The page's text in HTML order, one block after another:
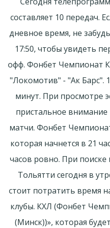
составляет 10 передач.
дневное время, не
17:50, чтобы увидеть
офф. Фонбет Чемпионат
"Локомотив" - "Ак Барс".
минут. При просмотре
пристальное внимание
матчи. Фонбет
которая начнется в 21
часов ровно. При
Тольятти сегодня в
стоит потратить время
клубы. КХЛ (Фонбет
(Минск))», которая